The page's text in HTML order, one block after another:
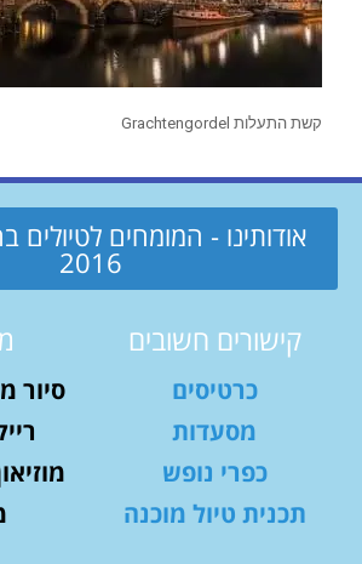
קשת התעלות Grachtengordel
אודותינו - המומחים לטיולים
2016
קישורים חשובים
כרטיסים
מסעדות
כפרי נופש
תכנית טיול מוכנה
סיור